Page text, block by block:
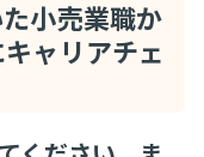
小売業職か
ャリアチェ